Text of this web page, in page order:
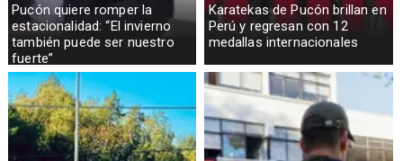
Pucón quiere romper la
estacionalidad: “El invierno
también puede ser nuestro
fuerte”
Karatekas de Pucón brillan en
Perú y regresan con 12
medallas internacionales